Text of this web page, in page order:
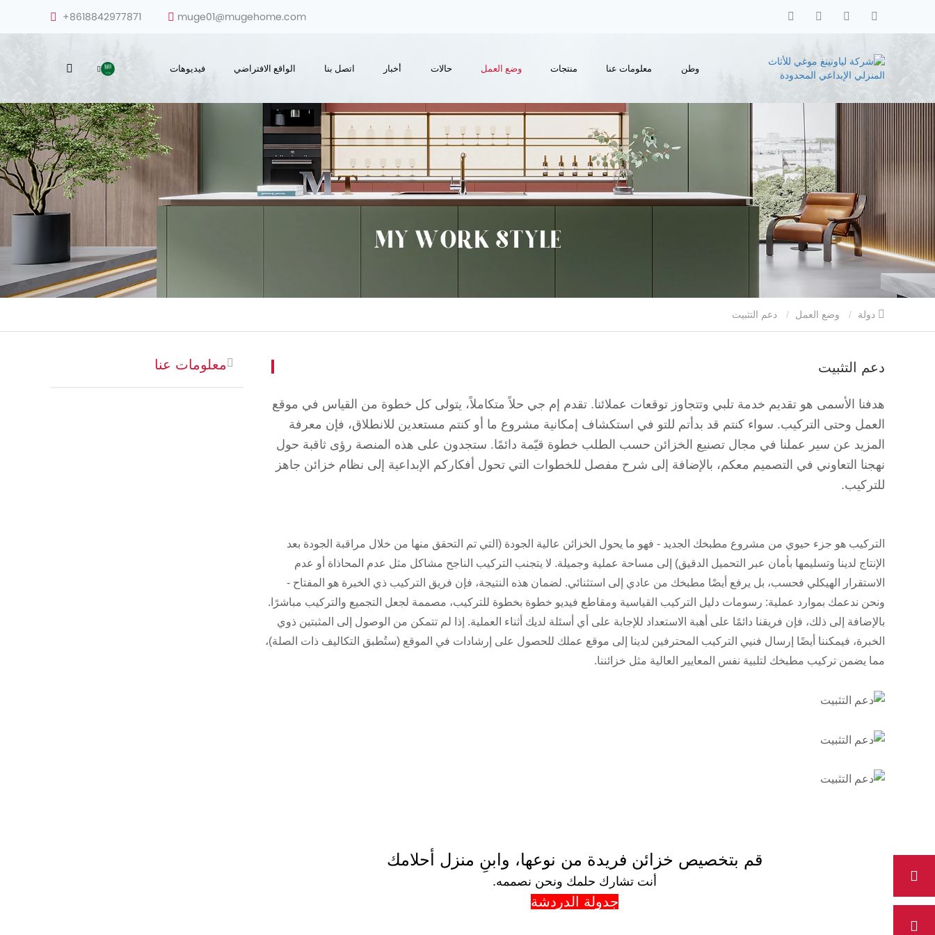
+8618842977871 muge01@mugehome.com
وطن معلومات عنا منتجات وضع العمل حالات أخبار اتصل بنا الواقع الافتراضي فيديوهات
وضع العمل
معلومات عنا دعم التثبيت
هدفنا الأسمى هو تقديم خدمة تلبي وتتجاوز توقعات عملائنا. تقدم إم جي حلاً متكاملاً، يتولى كل خطوة من القياس في موقع
العمل وحتى التركيب. سواء كنتم قد بدأتم للتو في استكشاف إمكانية مشروع ما أو كنتم مستعدين للانطلاق، فإن معرفة
المزيد عن سير عملنا في مجال تصنيع الخزائن حسب الطلب خطوة قيّمة دائمًا. ستجدون على هذه المنصة رؤى ثاقبة حول
نهجنا التعاوني في التصميم معكم، بالإضافة إلى شرح مفصل للخطوات التي تحول أفكاركم الإبداعية إلى نظام خزائن جاهز
للتركيب.
التركيب هو جزء حيوي من مشروع مطبخك الجديد - فهو ما يحول الخزائن عالية الجودة (التي تم التحقق منها من خلال مراقبة الجودة بعد
الإنتاج لدينا وتسليمها بأمان عبر التحميل الدقيق) إلى مساحة عملية وجميلة. لا يتجنب التركيب الناجح مشاكل مثل عدم المحاذاة أو عدم
الاستقرار الهيكلي فحسب، بل يرفع أيضًا مطبخك من عادي إلى استثنائي. لضمان هذه النتيجة، فإن فريق التركيب ذي الخبرة هو المفتاح -
ونحن ندعمك بموارد عملية: رسومات دليل التركيب القياسية ومقاطع فيديو خطوة بخطوة للتركيب، مصممة لجعل التجميع والتركيب مباشرًا.
بالإضافة إلى ذلك، فإن فريقنا دائمًا على أهبة الاستعداد للإجابة على أي أسئلة لديك أثناء العملية. إذا لم تتمكن من الوصول إلى المثبتين ذوي
الخبرة، فيمكننا أيضًا إرسال فنيي التركيب المحترفين لدينا إلى موقع عملك للحصول على إرشادات في الموقع (ستُطبق التكاليف ذات الصلة)،
مما يضمن تركيب مطبخك لتلبية نفس المعايير العالية مثل خزائننا.
قم بتخصيص خزائن فريدة من نوعها، وابنِ منزل أحلامك
أنت تشارك حلمك ونحن نصممه.
جدولة الدردشة